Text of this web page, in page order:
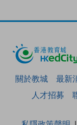
關於教城 最新
人才招募